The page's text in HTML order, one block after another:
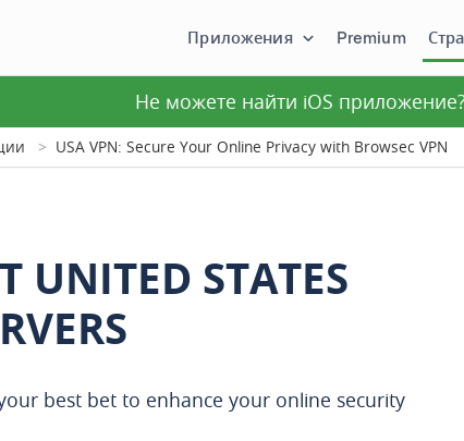
Приложения Premium
Не можете найти iOS приложение?
USA VPN: Secure Your Online Privacy with Browsec VPN
UNITED STATES
best bet to enhance your online security